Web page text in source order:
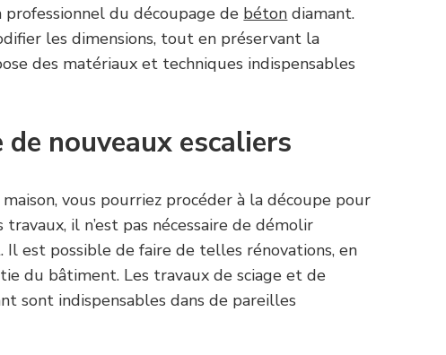
professionnel du découpage de béton diamant.
les dimensions, tout en préservant la
des matériaux et techniques indispensables
de nouveaux escaliers
vous pourriez procéder à la découpe pour
il n’est pas nécessaire de démolir
est possible de faire de telles rénovations, en
du bâtiment. Les travaux de sciage et de
sont indispensables dans de pareilles